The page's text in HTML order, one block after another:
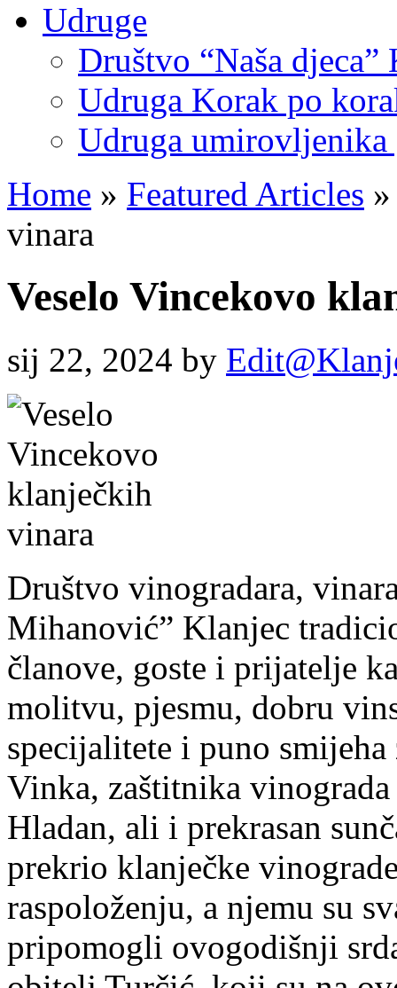
Udruge
Društvo “Naša djeca”
Udruga Korak po
Udruga umirovljenika
Home » Featured Articles »
vinara
Veselo Vincekovo
sij 22, 2024 by
Društvo vinogradara,
Mihanović” Klanjec
članove, goste i prijatelje
molitvu, pjesmu, dobru
specijalitete i puno
Vinka, zaštitnika
Hladan, ali i prekrasan
prekrio klanječke
raspoloženju, a njemu su
pripomogli ovogodišnji